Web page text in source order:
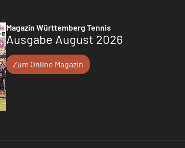
Magazin Württemberg Tennis
Ausgabe August 2026
Zum Online Magazin